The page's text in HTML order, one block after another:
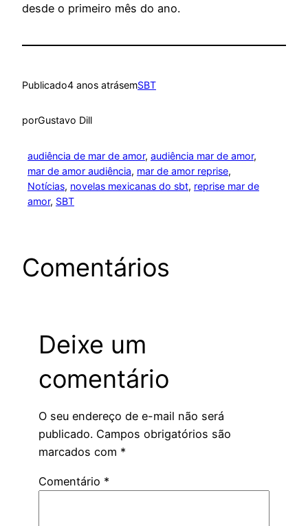
desde o primeiro mês do ano.
Publicado4 anos atrásemSBT
porGustavo Dill
audiência de mar de amor, audiência mar de amor
mar de amor audiência, mar de amor reprise
Notícias, novelas mexicanas do sbt, reprise mar de
amor, SBT
Comentários
Deixe um
comentário
O seu endereço de e-mail não será
publicado. Campos obrigatórios são
marcados com *
Comentário *